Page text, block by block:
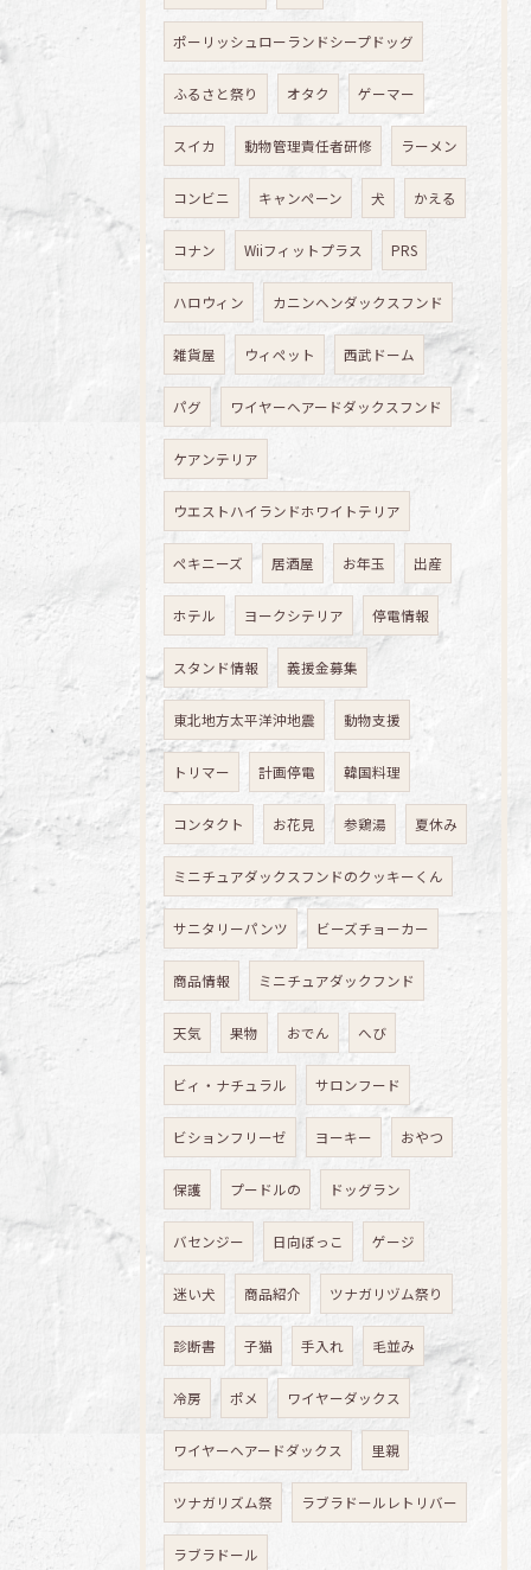
ポーリッシュローランドシープドッグ
ふるさと祭り オタク ゲーマー
スイカ 動物管理責任者研修 ラーメン
コンビニ キャンペーン 犬 かえる
コナン Wiiフィットプラス PRS
ハロウィン カニンヘンダックスフンド
雑貨屋 ウィペット 西武ドーム
パグ ワイヤーヘアードダックスフンド
ケアンテリア
ウエストハイランドホワイトテリア
ペキニーズ 居酒屋 お年玉 出産
ホテル ヨークシテリア 停電情報
スタンド情報 義援金募集
東北地方太平洋沖地震 動物支援
トリマー 計画停電 韓国料理
コンタクト お花見 参鶏湯 夏休み
ミニチュアダックスフンドのクッキーくん
サニタリーパンツ ビーズチョーカー
商品情報 ミニチュアダックフンド
天気 果物 おでん へび
ビィ・ナチュラル サロンフード
ビションフリーゼ ヨーキー おやつ
保護 プードルの ドッグラン
バセンジー 日向ぼっこ ゲージ
迷い犬 商品紹介 ツナガリヅム祭り
診断書 子猫 手入れ 毛並み
冷房 ポメ ワイヤーダックス
ワイヤーヘアードダックス 里親
ツナガリズム祭 ラブラドールレトリバー
ラブラドール